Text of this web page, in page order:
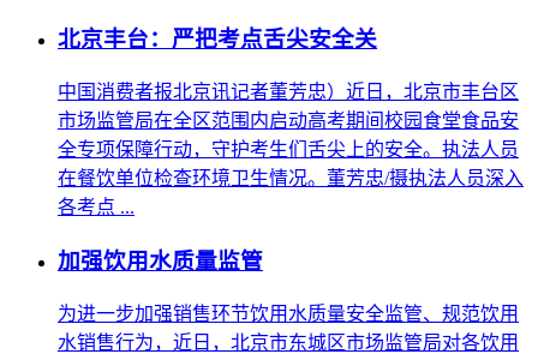
北京丰台：严把考点舌尖安全关
中国消费者报北京讯记者董芳忠）近日，北京市丰台区
市场监管局在全区范围内启动高考期间校园食堂食品安
全专项保障行动，守护考生们舌尖上的安全。执法人员
在餐饮单位检查环境卫生情况。董芳忠/摄执法人员深入
各考点 ...
加强饮用水质量监管
为进一步加强销售环节饮用水质量安全监管、规范饮用
水销售行为，近日，北京市东城区市场监管局对各饮用